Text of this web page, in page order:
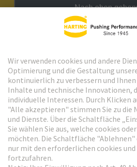
Nach oben gehen
Weiter zur Anmeldung
Social Media